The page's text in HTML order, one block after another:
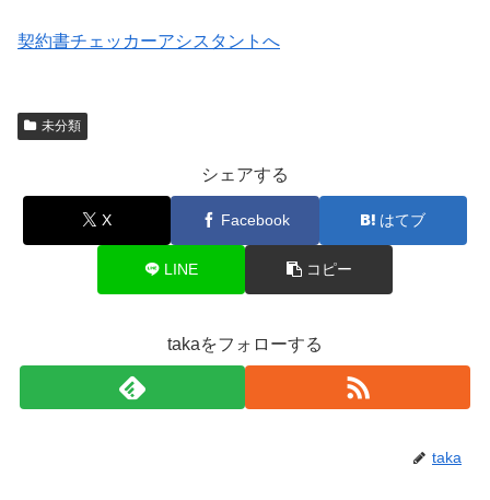
契約書チェッカーアシスタントへ
未分類
シェアする
X Facebook はてブ
LINE コピー
takaをフォローする
taka